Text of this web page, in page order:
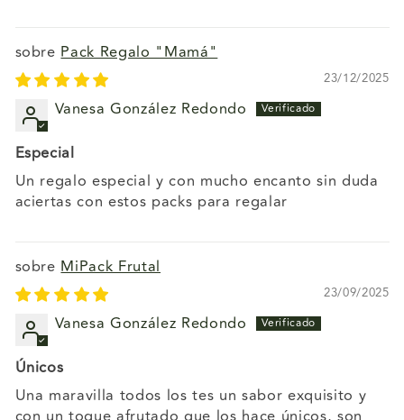
Pack Regalo "Mamá"
23/12/2025
Vanesa González Redondo
Especial
Un regalo especial y con mucho encanto sin duda
aciertas con estos packs para regalar
MiPack Frutal
23/09/2025
Vanesa González Redondo
Únicos
Una maravilla todos los tes un sabor exquisito y